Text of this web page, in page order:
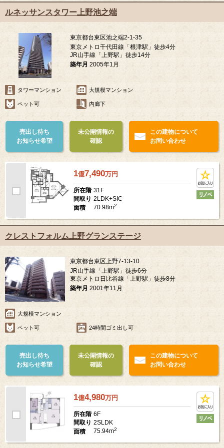
ルネッサンスタワー上野池之端
東京都台東区池之端2-1-35
東京メトロ千代田線「根津駅」徒歩4分
JR山手線「上野駅」徒歩14分
築年月 2005年1月
タワーマンション 大規模マンション
ペット可 内廊下
売出し待ち
お知らせ希望
未公開情報の
確認
この建物について
お問い合わせ
1億7,490万円
所在階 31F
間取り 2LDK+SIC
面積
70.98m2
クレストフォルム上野グランステージ
東京都台東区上野7-13-10
JR山手線「上野駅」徒歩6分
東京メトロ日比谷線「上野駅」徒歩8分
築年月 2001年11月
大規模マンション
ペット可 24時間ゴミ出し可
売出し待ち
お知らせ希望
未公開情報の
確認
この建物について
お問い合わせ
1億4,980万円
所在階 6F
間取り 2SLDK
面積
75.94m2